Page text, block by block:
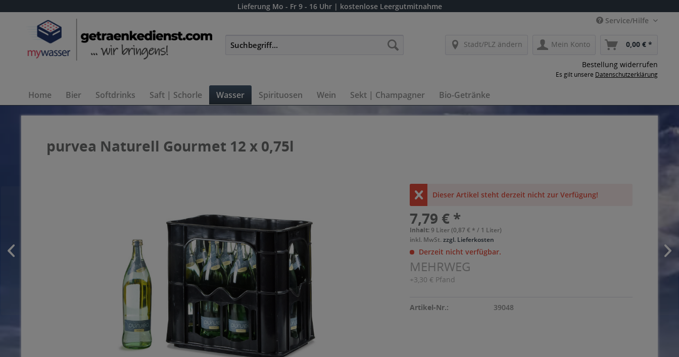
Lieferung Mo - Fr 9 - 16 Uhr | kostenlose Leergutmitnahme
Service/Hilfe
Stadt/PLZ ändern Mein Konto 0,00 € *
Bestellung widerrufen
Es gilt unsere Datenschutzerklärung
Home Bier Softdrinks Saft | Schorle Wasser Spirituosen Wein Sekt | Champagner Bio-Getränke
purvea Naturell Gourmet 12 x 0,75l
Dieser Artikel steht derzeit nicht zur Verfügung!
7,79 € *
Inhalt:9 Liter (0,87 € * / 1 Liter)
inkl. MwSt.zzgl. Lieferkosten
Derzeit nicht verfügbar.
MEHRWEG
+3,30 € Pfand
Artikel-Nr.: 39048